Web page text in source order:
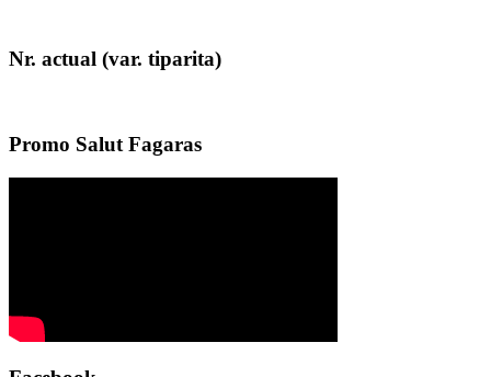
Nr. actual (var. tiparita)
Promo Salut Fagaras